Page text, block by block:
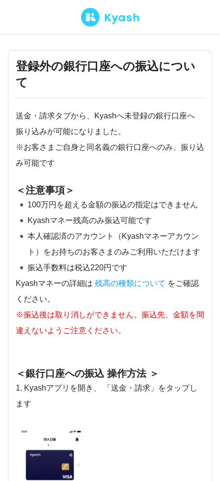
登録外の銀行口座への振込につい
て
送金・請求タブから、Kyashへ未登録の銀行口座へ
振り込みが可能になりました。
※お客さまご自身と同名義の銀行口座へのみ、振り込
み可能です
＜注意事項＞
100万円を超える金額の振込の指定はできません
Kyashマネー残高のみ振込可能です
本人確認済のアカウント（Kyashマネーアカウン
ト）をお持ちのお客さまのみご利用いただけます
振込手数料は税込220円です
Kyashマネーの詳細は 残高の種類について をご確認
ください。
※振込後は取り消しができません。振込先、金額を間
違えないようご注意ください。
＜銀行口座への振込 操作方法 ＞
1. Kyashアプリを開き、 「送金・請求」をタップし
ます